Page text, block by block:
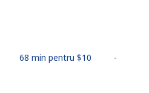
68 min pentru ⁦$10⁩ -